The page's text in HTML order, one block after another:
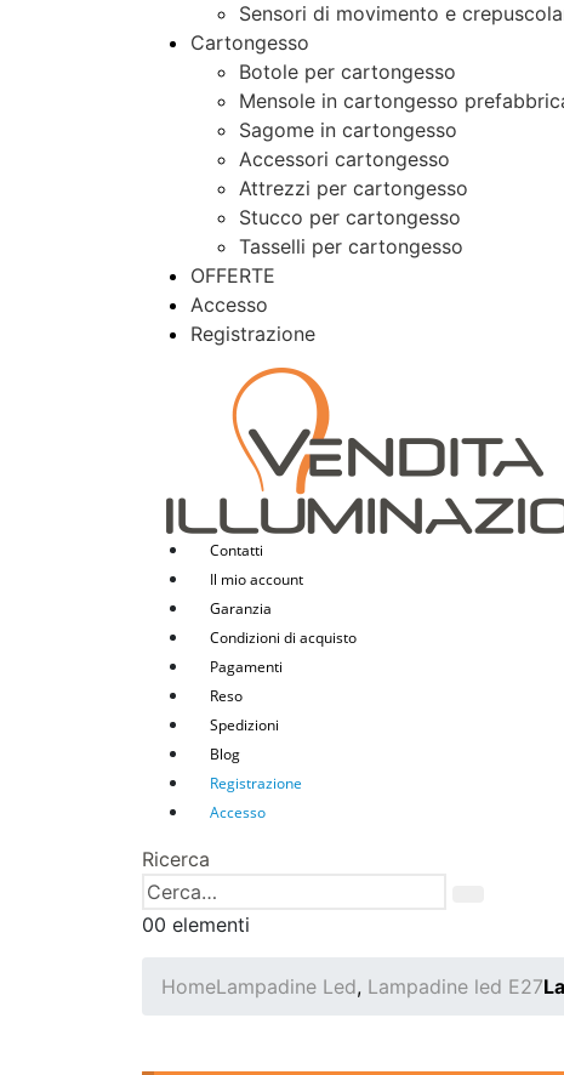
Sensori di movimento e
Cartongesso
Botole per cartongesso
Mensole in cartongesso
Sagome in cartongesso
Accessori cartongesso
Attrezzi per cartongesso
Stucco per cartongesso
Tasselli per cartongesso
OFFERTE
Accesso
Registrazione
Contatti
Il mio account
Garanzia
Condizioni di acquisto
Pagamenti
Reso
Spedizioni
Blog
Registrazione
Accesso
Ricerca
00 elementi
HomeLampadine Led, Lampadine led E27